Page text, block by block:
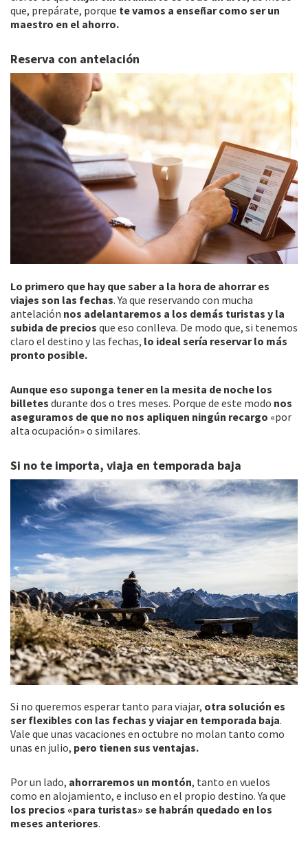
que, prepárate, porque te vamos a enseñar como ser un
maestro en el ahorro.
Reserva con antelación
Lo primero que hay que saber a la hora de ahorrar es
viajes son las fechas. Ya que reservando con mucha
antelación nos adelantaremos a los demás turistas y la
subida de precios que eso conlleva. De modo que, si tenemos
claro el destino y las fechas, lo ideal sería reservar lo más
pronto posible.
Aunque eso suponga tener en la mesita de noche los
billetes durante dos o tres meses. Porque de este modo nos
aseguramos de que no nos apliquen ningún recargo «por
alta ocupación» o similares.
Si no te importa, viaja en temporada baja
Si no queremos esperar tanto para viajar, otra solución es
ser flexibles con las fechas y viajar en temporada baja.
Vale que unas vacaciones en octubre no molan tanto como
unas en julio, pero tienen sus ventajas.
Por un lado, ahorraremos un montón, tanto en vuelos
como en alojamiento, e incluso en el propio destino. Ya que
los precios «para turistas» se habrán quedado en los
meses anteriores.